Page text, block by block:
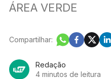
ÁREA VERDE
Redação
4 minutos de leitura
Compartilhar: